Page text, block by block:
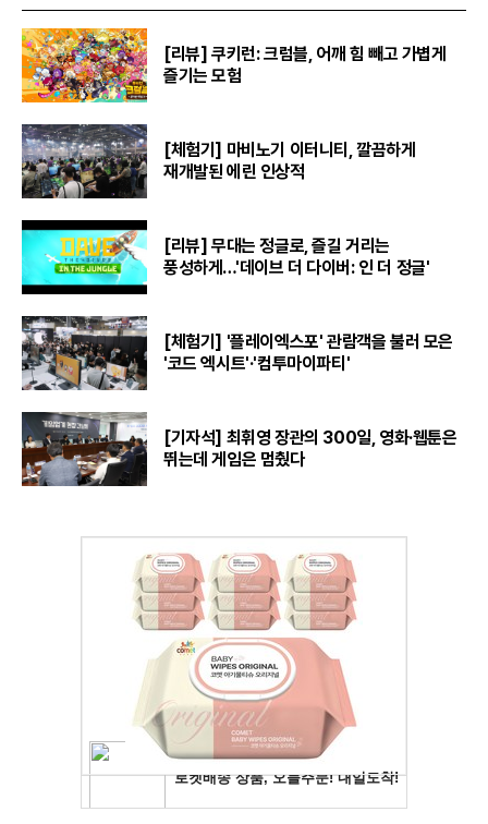
[리뷰] 쿠키런: 크럼블, 어깨 힘 빼고 가볍게
즐기는 모험
[체험기] 마비노기 이터니티, 깔끔하게
재개발된 에린 인상적
[리뷰] 무대는 정글로, 즐길 거리는
풍성하게…'데이브 더 다이버: 인 더 정글'
[체험기] '플레이엑스포' 관람객을 불러 모은
'코드 엑시트'·'컴투마이파티'
[기자석] 최휘영 장관의 300일, 영화·웹툰은
뛰는데 게임은 멈췄다